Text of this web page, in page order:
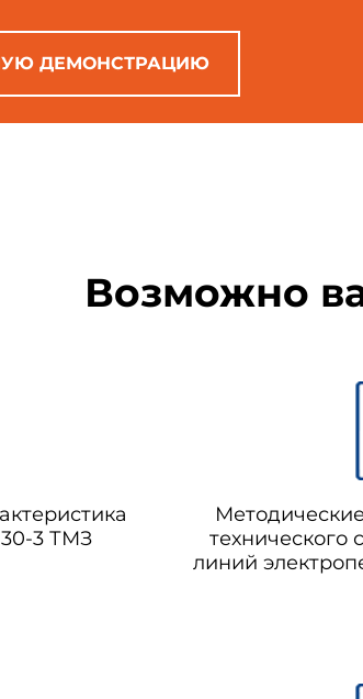
ДЕМОНСТРАЦИЮ
Возможно
3 ТМЗ
технического
линий